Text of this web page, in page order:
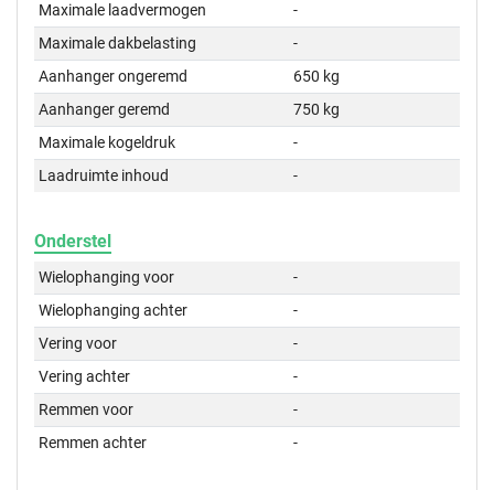
Maximale laadvermogen
-
Maximale dakbelasting
-
Aanhanger ongeremd
650 kg
Aanhanger geremd
750 kg
Maximale kogeldruk
-
Laadruimte inhoud
-
Onderstel
Wielophanging voor
-
Wielophanging achter
-
Vering voor
-
Vering achter
-
Remmen voor
-
Remmen achter
-